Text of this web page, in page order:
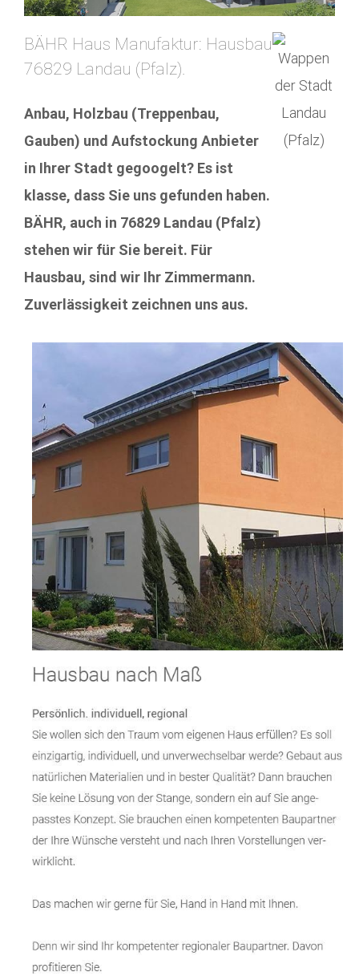
BÄHR Haus Manufaktur: Hausbau
76829 Landau (Pfalz).
Anbau, Holzbau (Treppenbau,
Gauben) und Aufstockung Anbieter
in Ihrer Stadt gegoogelt? Es ist
klasse, dass Sie uns gefunden haben.
BÄHR, auch in 76829 Landau (Pfalz)
stehen wir für Sie bereit. Für
Hausbau, sind wir Ihr Zimmermann.
Zuverlässigkeit zeichnen uns aus.